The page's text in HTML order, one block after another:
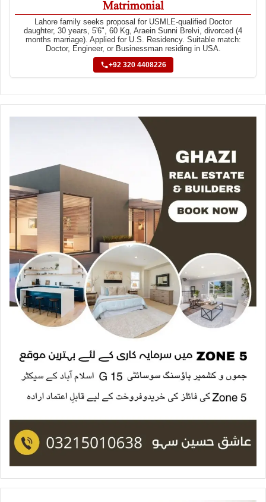
Matrimonial
Lahore family seeks proposal for USMLE-qualified Doctor
daughter, 30 years, 5'6", 60 Kg, Araein Sunni Brelvi, divorced (4
months marriage). Applied for U.S. Residency. Suitable match:
Doctor, Engineer, or Businessman residing in USA.
+92 320 4408226